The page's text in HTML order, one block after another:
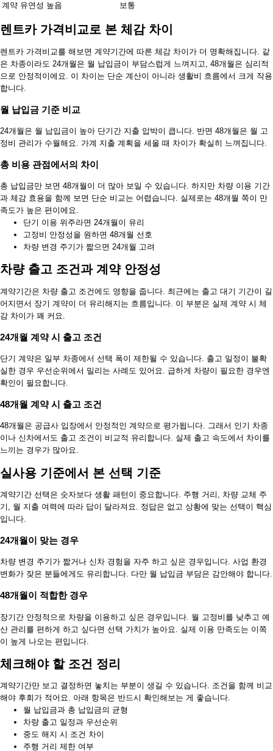
계약 유연성 높음 보통
렌트카 가격비교로 본 체감 차이
렌트카 가격비교를 해보면 계약기간에 따른 체감 차이가 더 명확해집니다. 같
은 차종이라도 24개월은 월 납입금이 부담스럽게 느껴지고, 48개월은 심리적
으로 안정적이에요. 이 차이는 단순 계산이 아니라 생활비 흐름에서 크게 작용
합니다.
월 납입금 기준 비교
24개월은 월 납입금이 높아 단기간 지출 압박이 큽니다. 반면 48개월은 월 고
정비 관리가 수월해요. 가계 지출 계획을 세울 때 차이가 확실히 느껴집니다.
총 비용 관점에서의 차이
총 납입금만 보면 48개월이 더 많아 보일 수 있습니다. 하지만 차량 이용 기간
과 체감 효용을 함께 보면 단순 비교는 어렵습니다. 실제로는 48개월 쪽이 만
족도가 높은 편이에요.
단기 이용 위주라면 24개월이 유리
고정비 안정성을 원하면 48개월 선호
차량 변경 주기가 짧으면 24개월 고려
차량 출고 조건과 계약 안정성
계약기간은 차량 출고 조건에도 영향을 줍니다. 최근에는 출고 대기 기간이 길
어지면서 장기 계약이 더 유리해지는 흐름입니다. 이 부분은 실제 계약 시 체
감 차이가 꽤 커요.
24개월 계약 시 출고 조건
단기 계약은 일부 차종에서 선택 폭이 제한될 수 있습니다. 출고 일정이 불확
실한 경우 우선순위에서 밀리는 사례도 있어요. 급하게 차량이 필요한 경우엔
확인이 필요합니다.
48개월 계약 시 출고 조건
48개월은 공급사 입장에서 안정적인 계약으로 평가됩니다. 그래서 인기 차종
이나 신차에서도 출고 조건이 비교적 유리합니다. 실제 출고 속도에서 차이를
느끼는 경우가 많아요.
실사용 기준에서 본 선택 기준
계약기간 선택은 숫자보다 생활 패턴이 중요합니다. 주행 거리, 차량 교체 주
기, 월 지출 여력에 따라 답이 달라져요. 정답은 없고 상황에 맞는 선택이 핵심
입니다.
24개월이 맞는 경우
차량 변경 주기가 짧거나 신차 경험을 자주 하고 싶은 경우입니다. 사업 환경
변화가 잦은 분들에게도 유리합니다. 다만 월 납입금 부담은 감안해야 합니다.
48개월이 적합한 경우
장기간 안정적으로 차량을 이용하고 싶은 경우입니다. 월 고정비를 낮추고 예
산 관리를 편하게 하고 싶다면 선택 가치가 높아요. 실제 이용 만족도는 이쪽
이 높게 나오는 편입니다.
체크해야 할 조건 정리
계약기간만 보고 결정하면 놓치는 부분이 생길 수 있습니다. 조건을 함께 비교
해야 후회가 적어요. 아래 항목은 반드시 확인해보는 게 좋습니다.
월 납입금과 총 납입금의 균형
차량 출고 일정과 우선순위
중도 해지 시 조건 차이
주행 거리 제한 여부